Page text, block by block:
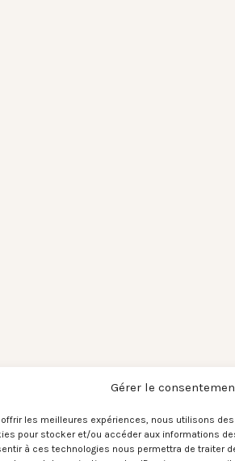
Gérer le
offrir les meilleures expériences, nous utilisons
pour stocker et/ou accéder aux informations
à ces technologies nous permettra de traiter